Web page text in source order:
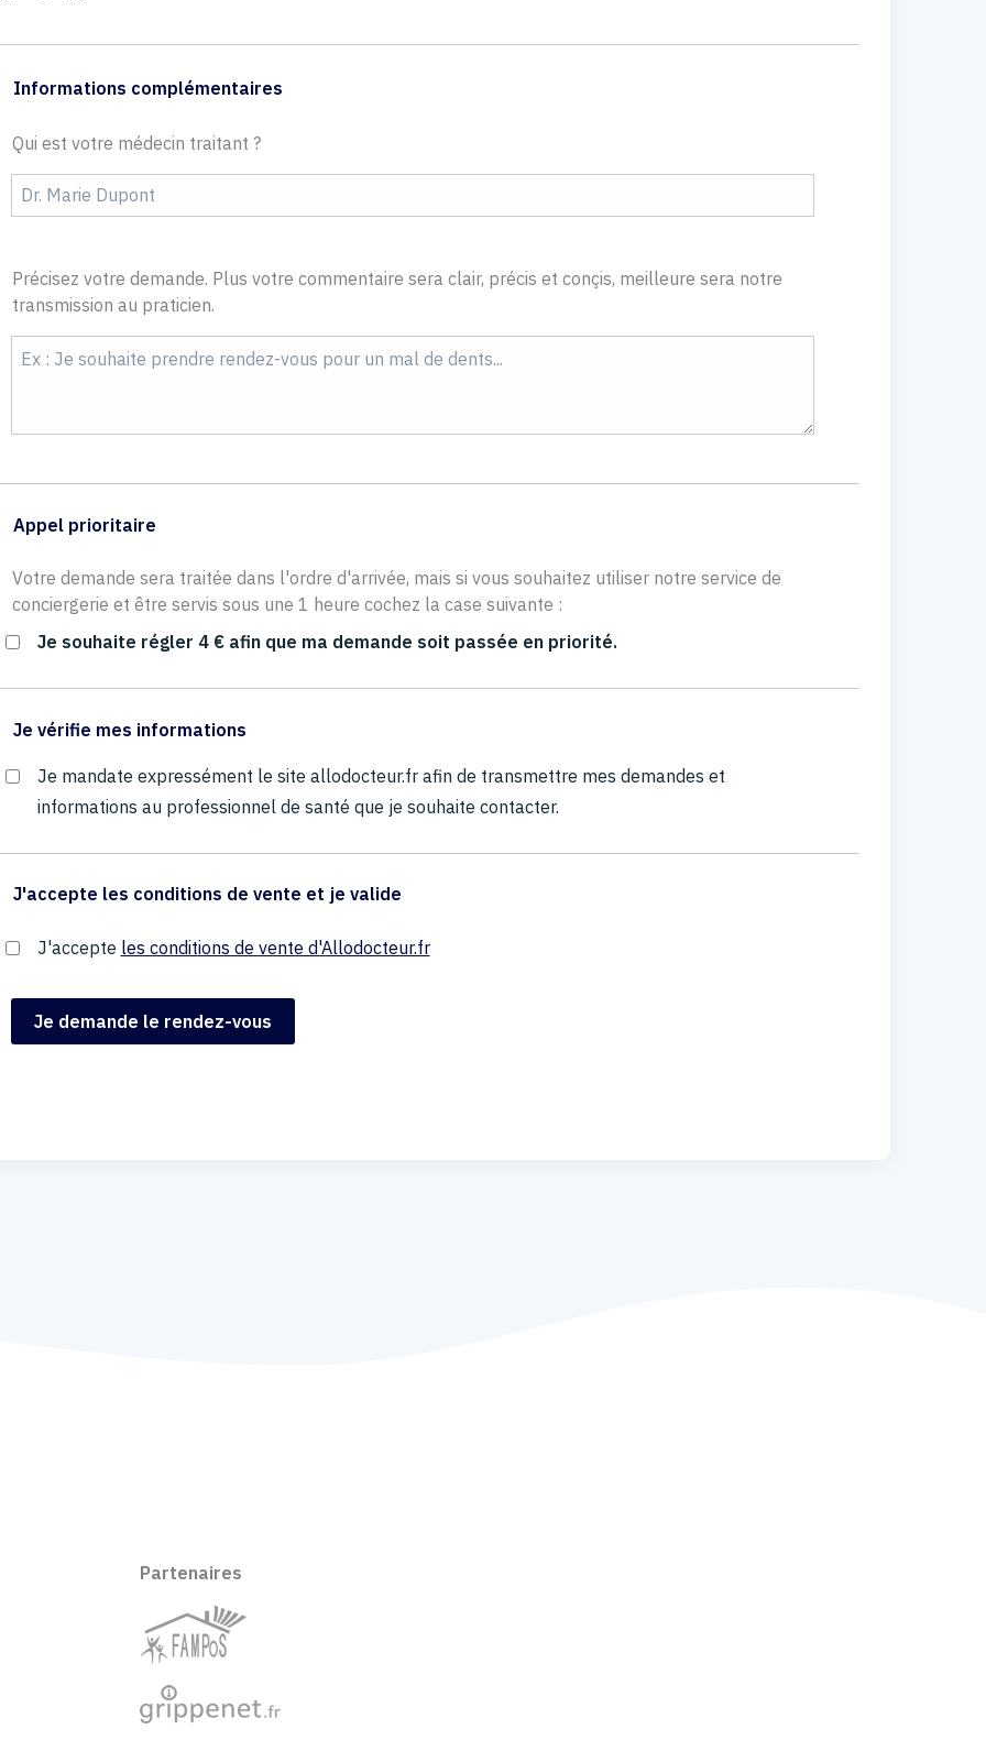
Informations complémentaires
Qui est votre médecin traitant ?
Précisez votre demande. Plus votre commentaire sera clair, précis et conçis, meilleure sera notre
transmission au praticien.
Appel prioritaire
Votre demande sera traitée dans l'ordre d'arrivée, mais si vous souhaitez utiliser notre service de
conciergerie et être servis sous une 1 heure cochez la case suivante :
Je souhaite régler 4 € afin que ma demande soit passée en priorité.
Je vérifie mes informations
Je mandate expressément le site allodocteur.fr afin de transmettre mes demandes et
informations au professionnel de santé que je souhaite contacter.
J'accepte les conditions de vente et je valide
J'accepte les conditions de vente d'Allodocteur.fr
Partenaires